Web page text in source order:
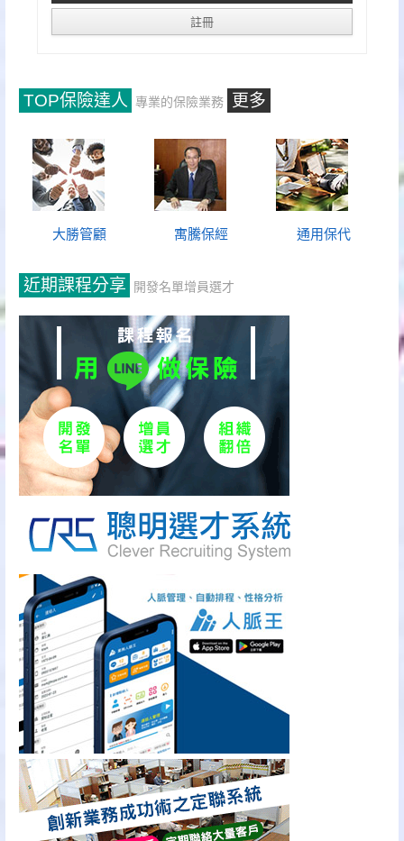
TOP保險達人 專業的保險業務 更多
大勝管顧 寓騰保經 通用保代
近期課程分享 開發名單增員選才